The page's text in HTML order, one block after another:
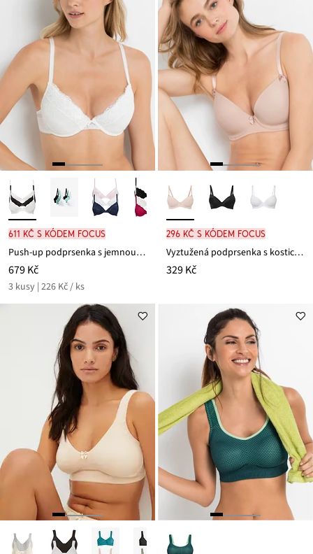
611 Kč s kódem FOCUS
Push-up podprsenka s jemnou krajkou (3 ks v balení)
679 Kč
3 kusy | 226 Kč / ks
296 Kč s kódem FOCUS
Vyztužená podprsenka s kosticemi
329 Kč